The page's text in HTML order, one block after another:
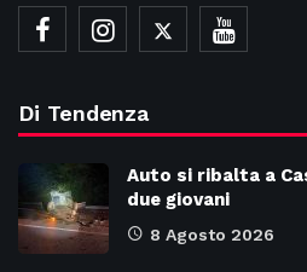
Di Tendenza
Auto si ribalta a
due giovani
8 Agosto 2026